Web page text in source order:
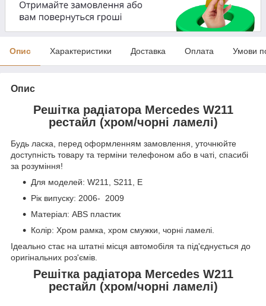
Опис Характеристики Доставка Оплата Умови
Опис
Решітка радіатора Mercedes W211
рестайл (хром/чорні ламелі)
Будь ласка, перед оформленням замовлення, уточнюйте
доступність товару та терміни телефоном або в чаті, спасибі
за розуміння!
Для моделей: W211, S211, E
Рік випуску: 2006- 2009
Матеріал: ABS пластик
Колір: Хром рамка, хром смужки, чорні ламелі.
Ідеально стає на штатні місця автомобіля та під'єднується до
оригінальних роз'ємів.
Решітка радіатора Mercedes W211
рестайл (хром/чорні ламелі)